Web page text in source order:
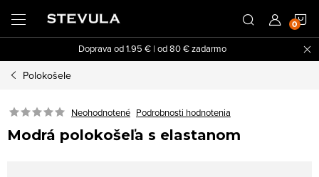
obsah
Doprava od 1.95 € | od 80 € zadarmo
Polokošele
Neohodnotené Podrobnosti hodnotenia
Modrá polokošeľa s elastanom